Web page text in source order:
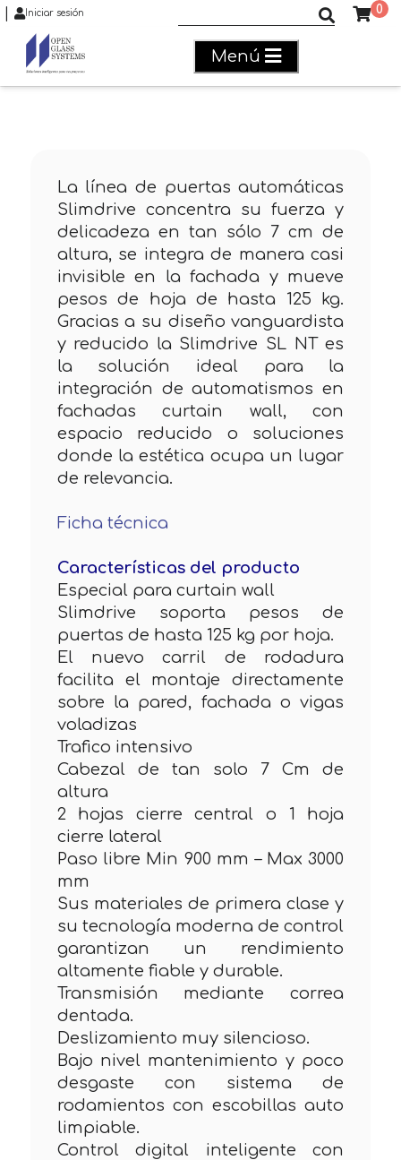
Iniciar sesión 0
Menú
La línea de puertas automáticas
Slimdrive concentra su fuerza y
delicadeza en tan sólo 7 cm de
altura, se integra de manera casi
invisible en la fachada y mueve
pesos de hoja de hasta 125 kg.
Gracias a su diseño vanguardista
y reducido la Slimdrive SL NT es
la solución ideal para la
integración de automatismos en
fachadas curtain wall, con
espacio reducido o soluciones
donde la estética ocupa un lugar
de relevancia.
Ficha técnica
Características del producto
Especial para curtain wall
Slimdrive soporta pesos de
puertas de hasta 125 kg por hoja.
El nuevo carril de rodadura
facilita el montaje directamente
sobre la pared, fachada o vigas
voladizas
Trafico intensivo
Cabezal de tan solo 7 Cm de
altura
2 hojas cierre central o 1 hoja
cierre lateral
Paso libre Min 900 mm – Max 3000
mm
Sus materiales de primera clase y
su tecnología moderna de control
garantizan un rendimiento
altamente fiable y durable.
Transmisión mediante correa
dentada.
Deslizamiento muy silencioso.
Bajo nivel mantenimiento y poco
desgaste con sistema de
rodamientos con escobillas auto
limpiable.
Control digital inteligente con